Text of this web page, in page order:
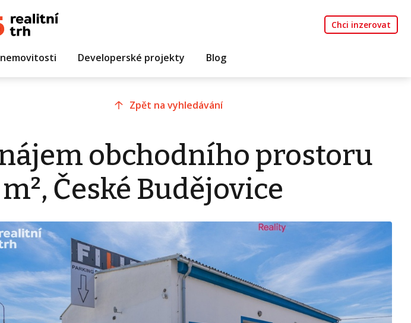
Chci inzerovat
Developerské projekty Blog
Zpět na vyhledávání
obchodního prostoru
České Budějovice